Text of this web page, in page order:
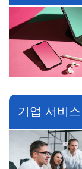
기업 서비스